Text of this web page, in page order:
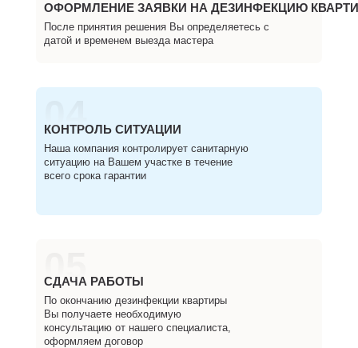
ОФОРМЛЕНИЕ ЗАЯВКИ НА ДЕЗИНФЕКЦИЮ
После принятия решения Вы определяетесь с
датой и временем выезда мастера
04
КОНТРОЛЬ СИТУАЦИИ
Наша компания контролирует санитарную
ситуацию на Вашем участке в течение
всего срока гарантии
05
СДАЧА РАБОТЫ
По окончанию дезинфекции квартиры
Вы получаете необходимую
консультацию от нашего специалиста,
оформляем договор